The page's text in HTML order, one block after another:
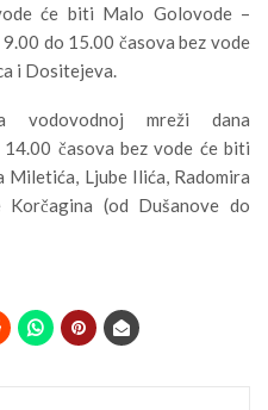
će biti Malo Golovode –
do 15.00 časova bez vode
i Dositejeva.
vodovodnoj mreži dana
časova bez vode će biti
Miletića, Ljube Ilića, Radomira
Korčagina (od Dušanove do